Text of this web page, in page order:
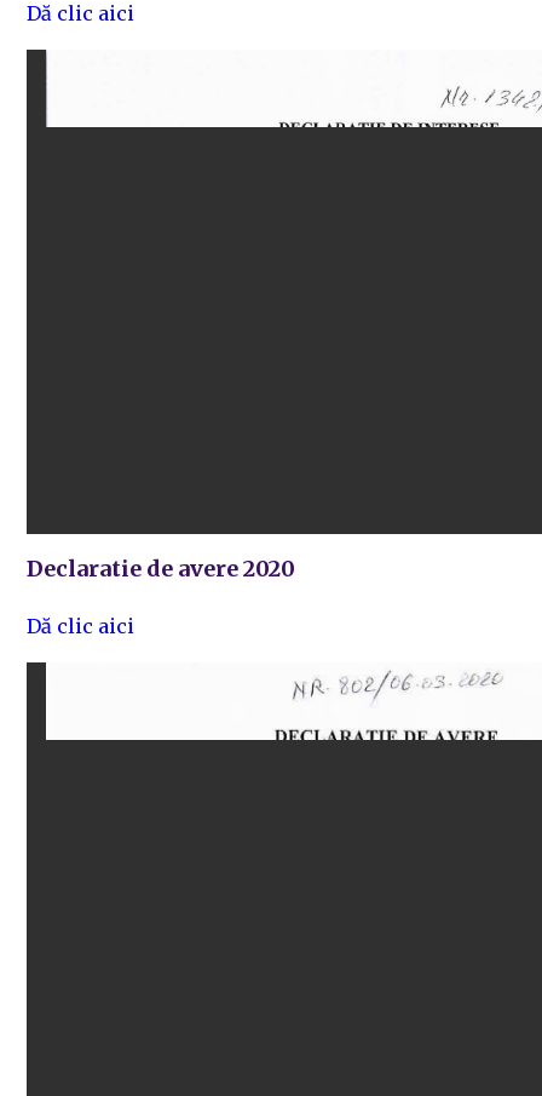
Dă clic aici
Declaratie de avere 2020
Dă clic aici